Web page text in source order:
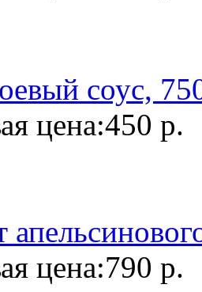
соус,
цена:450 р.
цена:790 р.